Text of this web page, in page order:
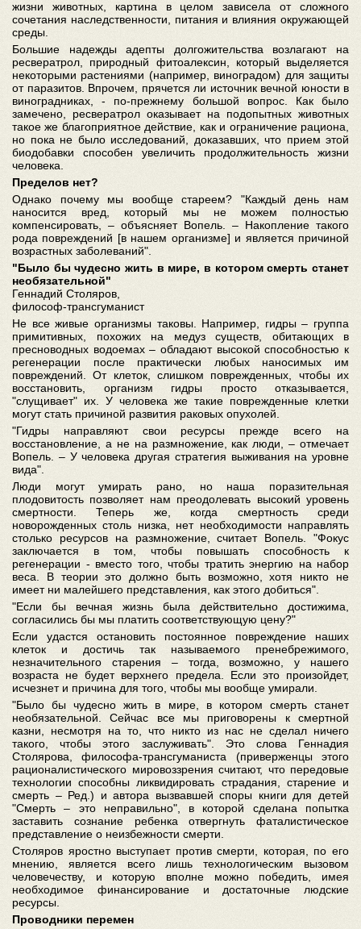
жизни животных, картина в целом зависела от сложного
сочетания наследственности, питания и влияния окружающей
среды.
Большие надежды адепты долгожительства возлагают на
ресвератрол, природный фитоалексин, который выделяется
некоторыми растениями (например, виноградом) для защиты
от паразитов. Впрочем, прячется ли источник вечной юности в
виноградниках, - по-прежнему большой вопрос. Как было
замечено, ресвератрол оказывает на подопытных животных
такое же благоприятное действие, как и ограничение рациона,
но пока не было исследований, доказавших, что прием этой
биодобавки способен увеличить продолжительность жизни
человека.
Пределов нет?
Однако почему мы вообще стареем? "Каждый день нам
наносится вред, который мы не можем полностью
компенсировать, – объясняет Вопель. – Накопление такого
рода повреждений [в нашем организме] и является причиной
возрастных заболеваний".
"Было бы чудесно жить в мире, в котором смерть станет
необязательной"
Геннадий Столяров,
философ-трансгуманист
Не все живые организмы таковы. Например, гидры – группа
примитивных, похожих на медуз существ, обитающих в
пресноводных водоемах – обладают высокой способностью к
регенерации после практически любых наносимых им
повреждений. От клеток, слишком поврежденных, чтобы их
восстановить, организм гидры просто отказывается,
"слущивает" их. У человека же такие поврежденные клетки
могут стать причиной развития раковых опухолей.
"Гидры направляют свои ресурсы прежде всего на
восстановление, а не на размножение, как люди, – отмечает
Вопель. – У человека другая стратегия выживания на уровне
вида".
Люди могут умирать рано, но наша поразительная
плодовитость позволяет нам преодолевать высокий уровень
смертности. Теперь же, когда смертность среди
новорожденных столь низка, нет необходимости направлять
столько ресурсов на размножение, считает Вопель. "Фокус
заключается в том, чтобы повышать способность к
регенерации - вместо того, чтобы тратить энергию на набор
веса. В теории это должно быть возможно, хотя никто не
имеет ни малейшего представления, как этого добиться".
"Если бы вечная жизнь была действительно достижима,
согласились бы мы платить соответствующую цену?"
Если удастся остановить постоянное повреждение наших
клеток и достичь так называемого пренебрежимого,
незначительного старения – тогда, возможно, у нашего
возраста не будет верхнего предела. Если это произойдет,
исчезнет и причина для того, чтобы мы вообще умирали.
"Было бы чудесно жить в мире, в котором смерть станет
необязательной. Сейчас все мы приговорены к смертной
казни, несмотря на то, что никто из нас не сделал ничего
такого, чтобы этого заслуживать". Это слова Геннадия
Столярова, философа-трансгуманиста (приверженцы этого
рационалистического мировоззрения считают, что передовые
технологии способны ликвидировать страдания, старение и
смерть – Ред.) и автора вызвавшей споры книги для детей
"Смерть – это неправильно", в которой сделана попытка
заставить сознание ребенка отвергнуть фаталистическое
представление о неизбежности смерти.
Столяров яростно выступает против смерти, которая, по его
мнению, является всего лишь технологическим вызовом
человечеству, и которую вполне можно победить, имея
необходимое финансирование и достаточные людские
ресурсы.
Проводники перемен